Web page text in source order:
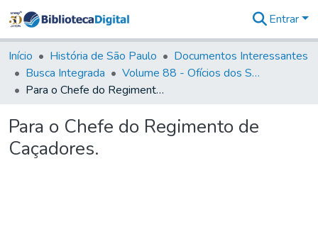
&
Coleções
Tudo na
Biblioteca
Estatísticas
Entrar
Início História de São Paulo
Documentos Interessantes
Busca Integrada
Volume 88 - Ofícios dos Senhores Governadores Interinos da Capitania de São Paulo (1817- 1819)
Para o Chefe do Regimento de Caçadores.
Para o Chefe do Regimento de
Caçadores.